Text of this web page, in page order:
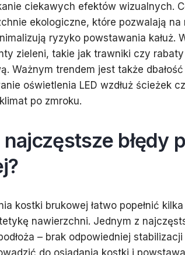
ciekawych efektów wizualnych.
ekologiczne, które pozwalają
ryzyko powstawania
zieleni, takie jak trawniki czy
Ważnym trendem jest także
oświetlenia LED wzdłuż ścieżek
po zmroku.
błędy
kostki brukowej łatwo popełnić
nawierzchni. Jednym z
– brak odpowiedniej
do osiadania kostki i